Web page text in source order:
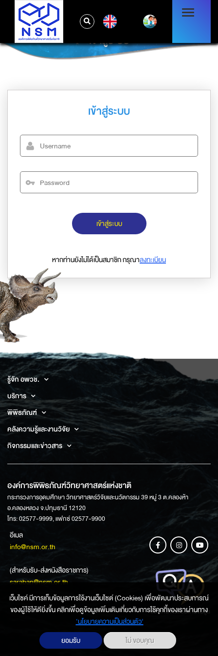
เข้าสู่ระบบ
เข้าสู่ระบบ
เข้าสู่ระบบ
หากท่านยังไม่ได้เป็นสมาชิก กรุณาลงทะเบียน
รู้จัก อพวช.
บริการ
พิพิธภัณฑ์
คลังความรู้และงานวิจัย
กิจกรรมและข่าวสาร
องค์การพิพิธภัณฑ์วิทยาศาสตร์แห่งชาติ
กระทรวงการอุดมศึกษา วิทยาศาสตร์วิจัยและนวัตกรรม 39 หมู่ 3 ต.คลองห้า
อ.คลองหลวง จ.ปทุมธานี 12120
โทร: 02577-9999, แฟกซ์ 02577-9900
อีเมล
info@nsm.or.th
(สำหรับรับ-ส่งหนังสือราชการ)
saraban@nsm.or.th
ช่องทางการสอบถามข้อมูล
เว็บไซค์ มีการเก็บข้อมูลการใช้งานเว็บไซต์ (Cookies) เพื่อพัฒนาประสบการณ์
ของผู้ใช้ให้ดียิ่งขึ้น คลิกเพื่อดูข้อมูลเพิ่มเติมเกี่ยวกับการใช้คุกกี้ของเราผ่านทาง
‘นโยบายความเป็นส่วนตัว'
ยอมรับ
ไม่ ขอบคุณ